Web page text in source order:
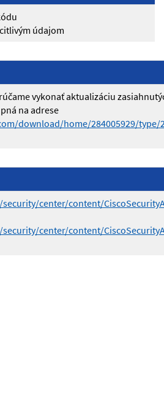
údajom
vykonať aktualizáciu
na adrese
download/home/284005929/type/
center/content/
center/content/